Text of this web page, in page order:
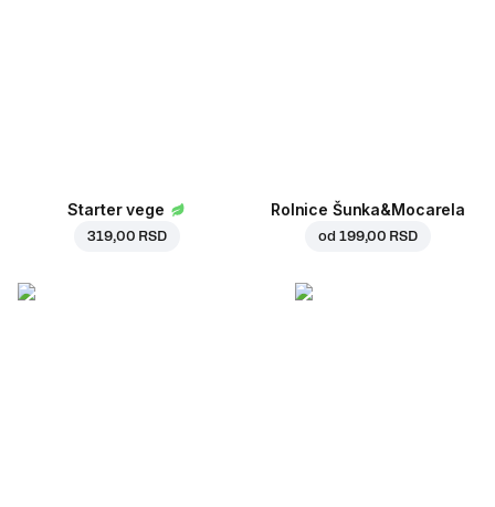
Starter vege
319,00 RSD
Rolnice Šunka&Mocarela
od 199,00 RSD